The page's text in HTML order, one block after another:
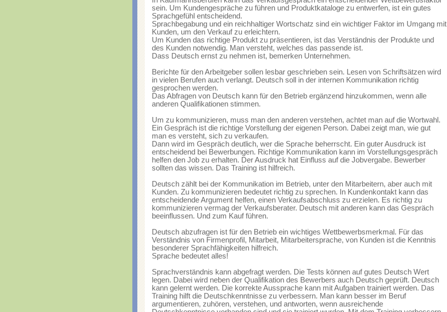
sein. Um Kundengespräche zu führen und Produktkataloge zu entwerfen, ist ein gutes
Sprachgefühl entscheidend.
Sprachbegabung und ein reichhaltiger Wortschatz sind ein wichtiger Faktor im Umgang mit
Kunden, um den Verkauf zu erleichtern.
Um Kunden das richtige Produkt zu präsentieren, ist das Verständnis der Produkte und
des Kunden notwendig. Man versteht, welches das passende ist.
Dass Deutsch ernst zu nehmen ist, bemerken Unternehmen.
Berichte für den Arbeitgeber sollen lesbar geschrieben sein. Lesen von Schriftsätzen wird
in vielen Berufen auch verlangt. Deutsch soll in der internen Kommunikation richtig
gesprochen werden.
Das Abfragen von Deutsch kann für den Betrieb ergänzend hinzukommen, wenn alle
anderen Qualifikationen stimmen.
Um zu kommunizieren, muss man den anderen verstehen, achtet man auf die Wortwahl.
Ein Gespräch ist die richtige Vorstellung der eigenen Person. Dabei zeigt man, wie gut
man es versteht, sich zu verkaufen.
Dann wird im Gespräch deutlich, wer die Sprache beherrscht. Ein guter Ausdruck ist
entscheidend bei Bewerbungen. Richtige Kommunikation kann im Vorstellungsgespräch
helfen den Job zu erhalten. Der Ausdruck hat Einfluss auf die Jobvergabe. Bewerber
sollten das wissen. Das Training ist hilfreich.
Deutsch zählt bei der Kommunikation im Betrieb, unter den Mitarbeitern, aber auch mit
Kunden. Zu kommunizieren bedeutet richtig zu sprechen. In Kundenkontakt kann das
entscheidende Argument helfen, einen Verkaufsabschluss zu erzielen. Es richtig zu
kommunizieren vermag der Verkaufsberater. Deutsch mit anderen kann das Gespräch
beeinflussen. Und zum Kauf führen.
Deutsch abzufragen ist für den Betrieb ein wichtiges Wettbewerbsmerkmal. Für das
Verständnis von Firmenprofil, Mitarbeit, Mitarbeitersprache, von Kunden ist die Kenntnis
besonderer Sprachfähigkeiten hilfreich.
Sprache bedeutet alles!
Sprachverständnis kann abgefragt werden. Die Tests können auf gutes Deutsch Wert
legen. Dabei wird neben der Qualifikation des Bewerbers auch Deutsch geprüft. Deutsch
kann gelernt werden. Die korrekte Aussprache kann mit Aufgaben trainiert werden. Das
Training hilft die Deutschkenntnisse zu verbessern. Man kann besser im Beruf
argumentieren, zuhören, verstehen, und antworten, wenn ausreichende